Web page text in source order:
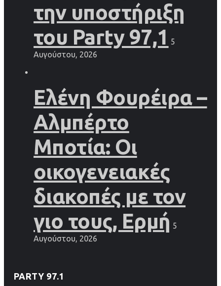
την υποστήριξη
του Party 97,1
5
Αυγούστου, 2026
Ελένη Φουρέιρα –
Αλμπέρτο
Μποτία: Οι
οικογενειακές
διακοπές με τον
γιο τους, Ερμή 5
Αυγούστου, 2026
PARTY 97.1